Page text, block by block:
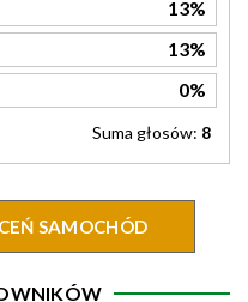
13%
13%
0%
Suma głosów: 8
SAMOCHÓD